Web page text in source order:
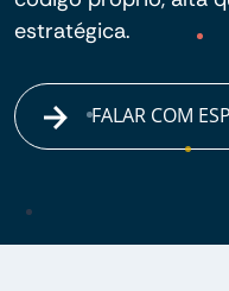
estratégica.
FALAR COM